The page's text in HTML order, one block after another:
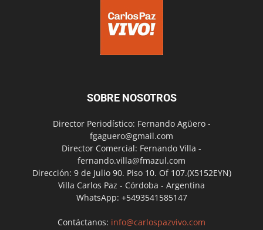
SOBRE NOSOTROS
Director Periodístico: Fernando Agüero -
fgaguero@gmail.com
Director Comercial: Fernando Villa -
fernando.villa@fmazul.com
Dirección: 9 de Julio 90. Piso 10. Of 107.(X5152EYN)
Villa Carlos Paz - Córdoba - Argentina
WhatsApp: +5493541585147
Contáctanos: info@carlospazvivo.com